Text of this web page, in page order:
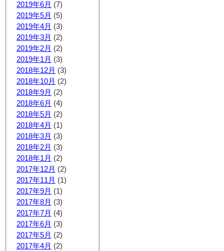
2019年6月 (7)
2019年5月 (5)
2019年4月 (3)
2019年3月 (2)
2019年2月 (2)
2019年1月 (3)
2018年12月 (3)
2018年10月 (2)
2018年9月 (2)
2018年6月 (4)
2018年5月 (2)
2018年4月 (1)
2018年3月 (3)
2018年2月 (3)
2018年1月 (2)
2017年12月 (2)
2017年11月 (1)
2017年9月 (1)
2017年8月 (3)
2017年7月 (4)
2017年6月 (3)
2017年5月 (2)
2017年4月 (2)